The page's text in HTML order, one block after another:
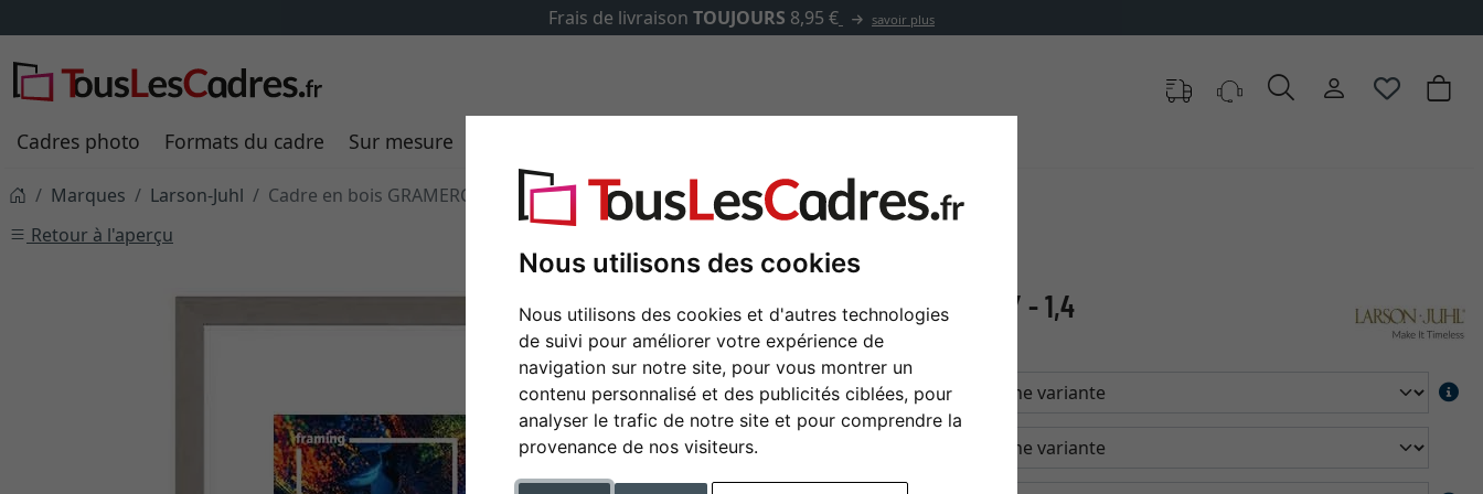
Nous utilisons des cookies
Nous utilisons des cookies et d'autres technologies
de suivi pour améliorer votre expérience de
navigation sur notre site, pour vous montrer un
contenu personnalisé et des publicités ciblées, pour
analyser le trafic de notre site et pour comprendre la
provenance de nos visiteurs.
Frais de livraison TOUJOURS8,95 € savoir plus
Cadres photo Formats du cadre Sur mesure
Marques Larson-Juhl
Cadre en bois GRAMERCY - 1,4
Retour à l'aperçu
Cadre en bois GRAMERCY - 1,4
format